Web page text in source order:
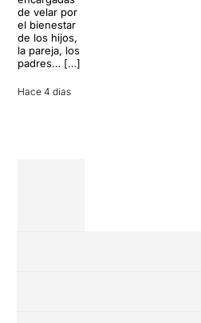
de velar por
el bienestar
de los hijos,
la pareja, los
padres… […]
Hace 4 dias